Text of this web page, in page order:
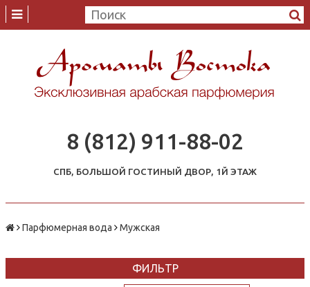
8 (812) 911-88-02
СПБ, БОЛЬШОЙ ГОСТИНЫЙ ДВОР, 1Й ЭТАЖ
Парфюмерная вода Мужская
ФИЛЬТР